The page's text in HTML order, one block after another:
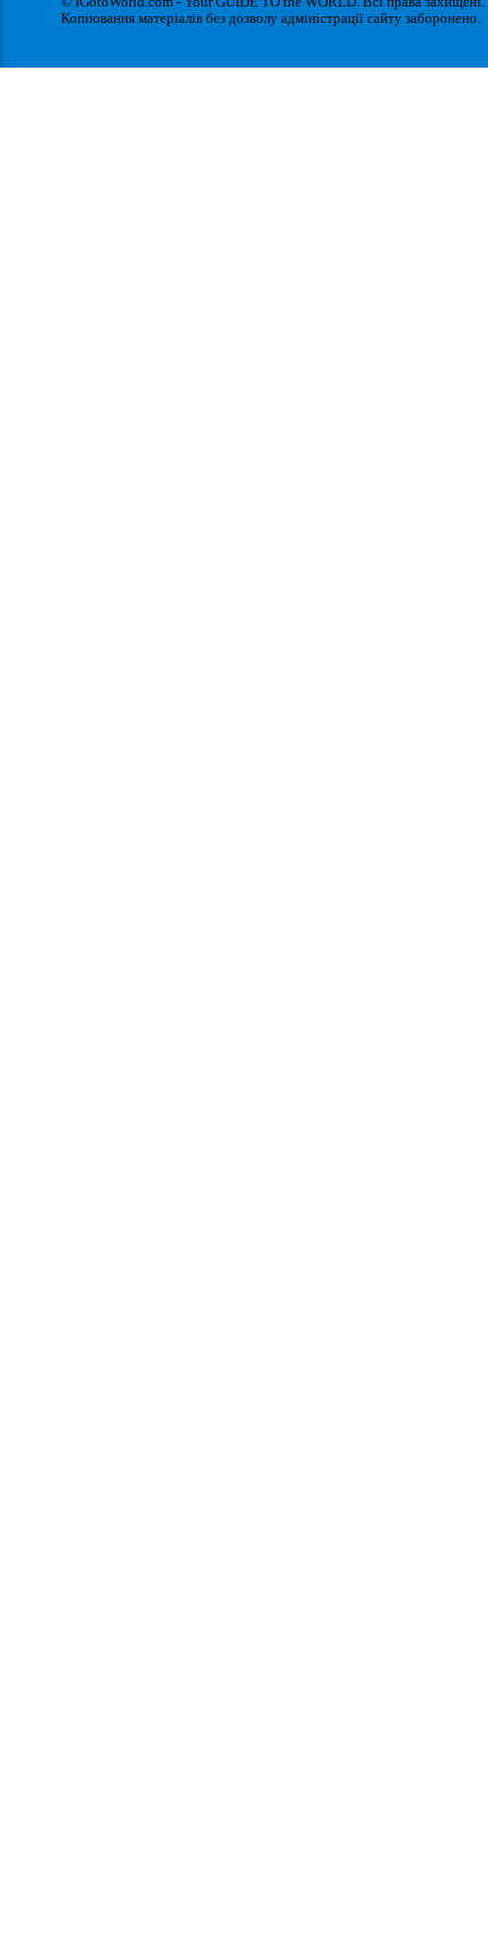
Копіювання матеріалів без дозволу адміністрації сайту заборонено.